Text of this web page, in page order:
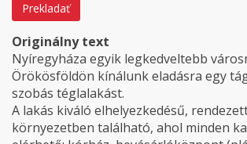
Prekladať
Originálny text
Nyíregyháza egyik legkedveltebb
Örökösföldön kínálunk eladásra egy
szobás téglalakást.
A lakás kiváló elhelyezkedésű,
környezetben található, ahol minden